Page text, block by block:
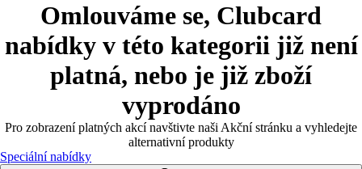
Omlouváme se, Clubcard
nabídky v této kategorii již není
platná, nebo je již zboží
vyprodáno
Pro zobrazení platných akcí navštivte naši Akční stránku a vyhledejte
alternativní produkty
Speciální nabídky